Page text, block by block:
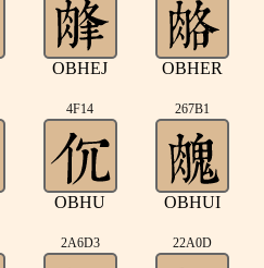
OBHEJ OBHER
4F14
OBHU
267B1
OBHUI
2A6D3 22A0D